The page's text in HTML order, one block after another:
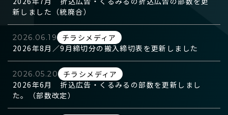
クリエイティブ
デジタルマーケティング
SP・イベント
地域情報サイト「ガタチラ」
ECモール「ガタ市」
【本社】
〒950-1102 新潟市西区善久772番地2
TEL025-211-3555（代表）
【流通本社】
〒950-1125 新潟市西区流通3丁目1-1
TEL025-233-3311（代表）
新しました（統廃合）
2026.06.19
チラシメディア
2026年8月／9月締切分の搬入締切表を更新しました
2026.05.20
チラシメディア
2026年6月 折込広告・くるみるの部数を更新しまし
た。（部数改定）